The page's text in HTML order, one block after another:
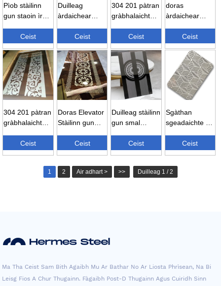
Pìob stàilinn
gun staoin ìre
0.8mm ...
Ceist
Duilleag
àrdaichear
sgàthan SUS
304 8K stainl ...
Ceist
304 201 pàtran
gràbhalaichte
8 stai ...Ceist
doras
àrdaichear
àrdaichear
còmhdach pvd
Ceist
304 201 pàtran
gràbhalaichte
8 stai ...Ceist
Doras Elevator
Stàilinn gun
316 Air a
dhèanamh ann
an C...
Ceist
Duilleag stàilinn
gun smal
àrdaichear...
Ceist
Sgàthan
sgeadaichte 8k
316 304 ...
Ceist
1 2 Air adhart > >> Duilleag 1 / 2
Ma Tha Ceist Sam Bith Agaibh Mu Ar Bathar No Ar Liosta Phrìsean, Na Bi
Leisg Fios A Chur Thugainn. Fàgaibh Post-D Thugainn Agus Cuiridh Sinn